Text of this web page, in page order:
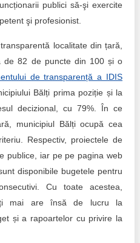
publici să-şi exercite
şi profesionist.
localitate din țară,
de 82 de puncte din 100 și o
de transparență a IDIS
Bălți prima poziție și la
decizional, cu 79%. În ce
municipiul Bălți ocupă cea
Respectiv, proiectele de
publice, iar pe pe pagina web
disponibile bugetele pentru
Cu toate acestea,
mai are însă de lucru la
și a rapoartelor cu privire la